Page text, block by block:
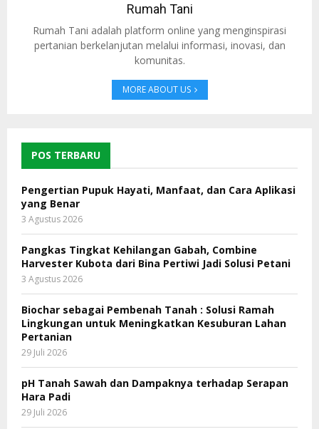
Rumah Tani
Rumah Tani adalah platform online yang menginspirasi
pertanian berkelanjutan melalui informasi, inovasi, dan
komunitas.
MORE ABOUT US
POS TERBARU
Pengertian Pupuk Hayati, Manfaat, dan Cara Aplikasi
yang Benar
3 Agustus 2026
Pangkas Tingkat Kehilangan Gabah, Combine
Harvester Kubota dari Bina Pertiwi Jadi Solusi Petani
3 Agustus 2026
Biochar sebagai Pembenah Tanah : Solusi Ramah
Lingkungan untuk Meningkatkan Kesuburan Lahan
Pertanian
29 Juli 2026
pH Tanah Sawah dan Dampaknya terhadap Serapan
Hara Padi
29 Juli 2026